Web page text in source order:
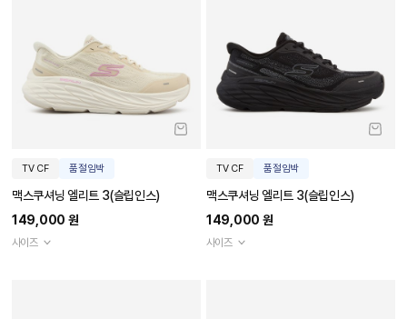
TV CF 품절임박
맥스쿠셔닝 엘리트 3(슬립인스)
149,000 원
사이즈
TV CF 품절임박
맥스쿠셔닝 엘리트 3(슬립인스)
149,000 원
사이즈